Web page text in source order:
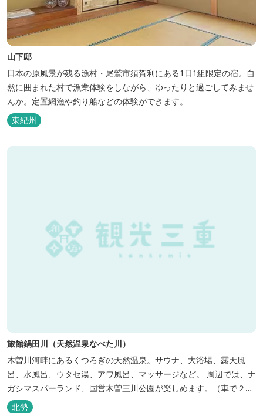
山下邸
日本の原風景が残る漁村・尾鷲市須賀利にある1日1組限定の宿。自
然に囲まれた村で漁業体験をしながら、ゆったりと過ごしてみませ
んか。定置網漁や釣り船などの体験ができます。
東紀州
旅館鍋田川（天然温泉なべた川）
木曽川河畔にあるくつろぎの天然温泉。サウナ、大浴場、露天風
呂、水風呂、ウタセ湯、アワ風呂、マッサージなど。 周辺では、ナ
ガシマスパーランド、国営木曽三川公園が楽しめます。（車で２０
分）
北勢